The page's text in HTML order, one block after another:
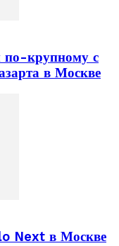
по-крупному с
в Москве
Next в Москве